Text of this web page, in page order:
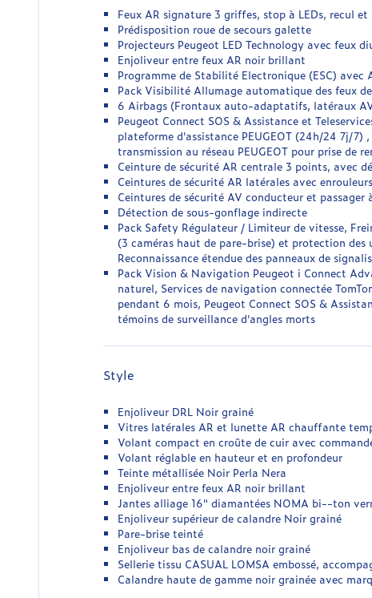
Feux AR signature 3 griffes, stop à LEDs, recul
Prédisposition roue de secours galette
Projecteurs Peugeot LED Technology avec feux
Enjoliveur entre feux AR noir brillant
Programme de Stabilité Electronique (ESC) avec
Pack Visibilité Allumage automatique des feux
6 Airbags (Frontaux auto-adaptatifs, latéraux
Peugeot Connect SOS & Assistance et
plateforme d'assistance PEUGEOT (24h/24 7j/
transmission au réseau PEUGEOT pour prise de
Ceinture de sécurité AR centrale 3 points, avec
Ceintures de sécurité AR latérales avec
Ceintures de sécurité AV conducteur et
Détection de sous-gonflage indirecte
Pack Safety Régulateur / Limiteur de vitesse,
(3 caméras haut de pare-brise) et protection
Reconnaissance étendue des panneaux de
Pack Vision & Navigation Peugeot i Connect
naturel, Services de navigation connectée
pendant 6 mois, Peugeot Connect SOS &
témoins de surveillance d'angles morts
Style
Enjoliveur DRL Noir grainé
Vitres latérales AR et lunette AR chauffante
Volant compact en croûte de cuir avec
Volant réglable en hauteur et en profondeur
Teinte métallisée Noir Perla Nera
Enjoliveur entre feux AR noir brillant
Jantes alliage 16" diamantées NOMA bi--ton
Enjoliveur supérieur de calandre Noir grainé
Pare-brise teinté
Enjoliveur bas de calandre noir grainé
Sellerie tissu CASUAL LOMSA embossé,
Calandre haute de gamme noir grainée avec